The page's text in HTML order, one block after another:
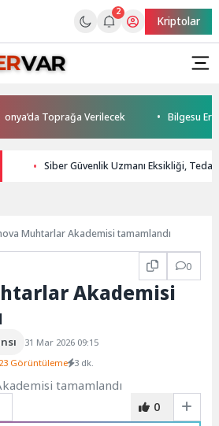
2
Kriptolar
Toprağa Verilecek Bilgesu
Siber Güvenlik Uzmanı Eksikliği,
Muhtarlar Akademisi tamamlandı
0
Akademisi
31 Mar 2026 09:15
23 Görüntüleme 3 dk.
0